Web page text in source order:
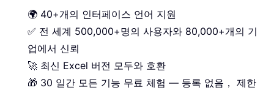
🌍 40+개의 인터페이스 언어 지원
✅ 전 세계 500,000+명의 사용자와 80,000+개의 기
업에서 신뢰
🚀 최신 Excel 버전 모두와 호환
🎁 30 일간 모든 기능 무료 체험 — 등록 없음， 제한